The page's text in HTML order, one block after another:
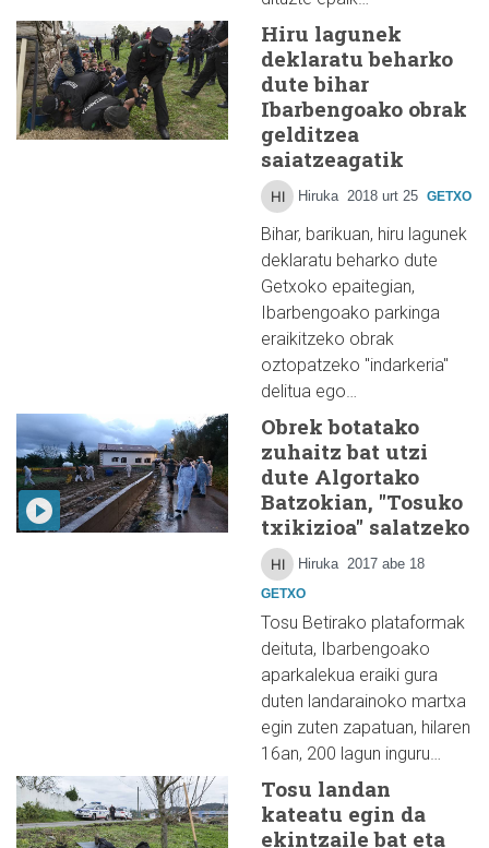
Hiru lagunek
deklaratu beharko
dute bihar
Ibarbengoako obrak
gelditzea
saiatzeagatik
Hiruka 2018 urt 25 GETXO
Bihar, barikuan, hiru lagunek
deklaratu beharko dute
Getxoko epaitegian,
Ibarbengoako parkinga
eraikitzeko obrak
oztopatzeko "indarkeria"
delitua ego…
Obrek botatako
zuhaitz bat utzi
dute Algortako
Batzokian, "Tosuko
txikizioa" salatzeko
Hiruka 2017 abe 18
GETXO
Tosu Betirako plataformak
deituta, Ibarbengoako
aparkalekua eraiki gura
duten landarainoko martxa
egin zuten zapatuan, hilaren
16an, 200 lagun inguru…
Tosu landan
kateatu egin da
ekintzaile bat eta